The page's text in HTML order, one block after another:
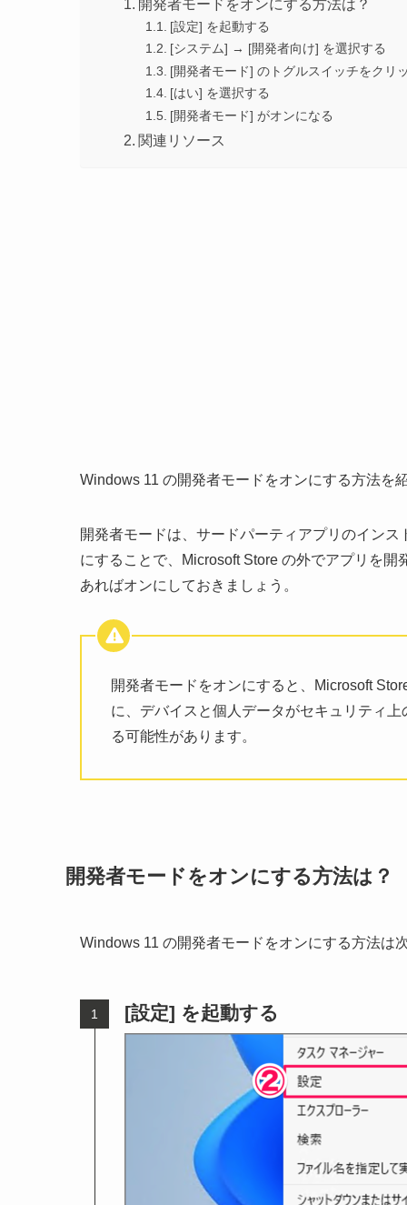
開発者モードをオンにする方法は？
[設定] を起動する
[システム] → [開発者向け] を選択する
[開発者モード] のトグルスイッチをクリ
[はい] を選択する
[開発者モード] がオンになる
関連リソース
Windows 11 の開発者モードをオンにする方法を
開発者モードは、サードパーティアプリのイン
にすることで、Microsoft Store の外でアプリを
あればオンにしておきましょう。
開発者モードをオンにすると、Microsoft
に、デバイスと個人データがセキュリティ
る可能性があります。
開発者モードをオンにする方法は？
Windows 11 の開発者モードをオンにする方法は
[設定] を起動する